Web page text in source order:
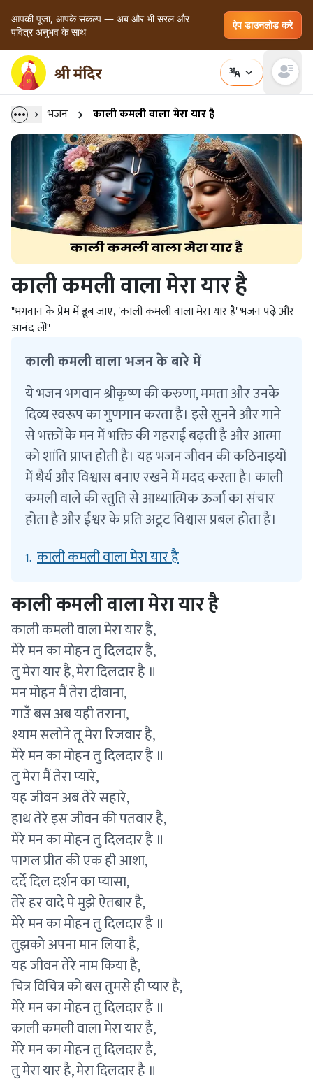
आपकी पूजा, आपके संकल्प — अब और भी सरल और
पवित्र अनुभव के साथ
ऐप डाउनलोड करे
Open
भजन काली कमली वाला मेरा यार है
काली कमली वाला मेरा यार है
"भगवान के प्रेम में डूब जाएं, 'काली कमली वाला मेरा यार है' भजन पढ़ें और
आनंद लें!"
काली कमली वाला भजन के बारे में
ये भजन भगवान श्रीकृष्ण की करुणा, ममता और उनके
दिव्य स्वरूप का गुणगान करता है। इसे सुनने और गाने
से भक्तों के मन में भक्ति की गहराई बढ़ती है और आत्मा
को शांति प्राप्त होती है। यह भजन जीवन की कठिनाइयों
में धैर्य और विश्वास बनाए रखने में मदद करता है। काली
कमली वाले की स्तुति से आध्यात्मिक ऊर्जा का संचार
होता है और ईश्वर के प्रति अटूट विश्वास प्रबल होता है।
1. काली कमली वाला मेरा यार है
काली कमली वाला मेरा यार है
काली कमली वाला मेरा यार है,
मेरे मन का मोहन तु दिलदार है,
तु मेरा यार है, मेरा दिलदार है ॥
मन मोहन मैं तेरा दीवाना,
गाउँ बस अब यही तराना,
श्याम सलोने तू मेरा रिजवार है,
मेरे मन का मोहन तु दिलदार है ॥
तु मेरा मैं तेरा प्यारे,
यह जीवन अब तेरे सहारे,
हाथ तेरे इस जीवन की पतवार है,
मेरे मन का मोहन तु दिलदार है ॥
पागल प्रीत की एक ही आशा,
दर्दे दिल दर्शन का प्यासा,
तेरे हर वादे पे मुझे ऐतबार है,
मेरे मन का मोहन तु दिलदार है ॥
तुझको अपना मान लिया है,
यह जीवन तेरे नाम किया है,
चित्र विचित्र को बस तुमसे ही प्यार है,
मेरे मन का मोहन तु दिलदार है ॥
काली कमली वाला मेरा यार है,
मेरे मन का मोहन तु दिलदार है,
तु मेरा यार है, मेरा दिलदार है ॥